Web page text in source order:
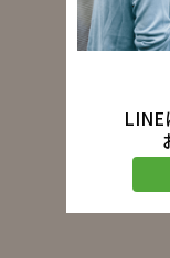
LINE